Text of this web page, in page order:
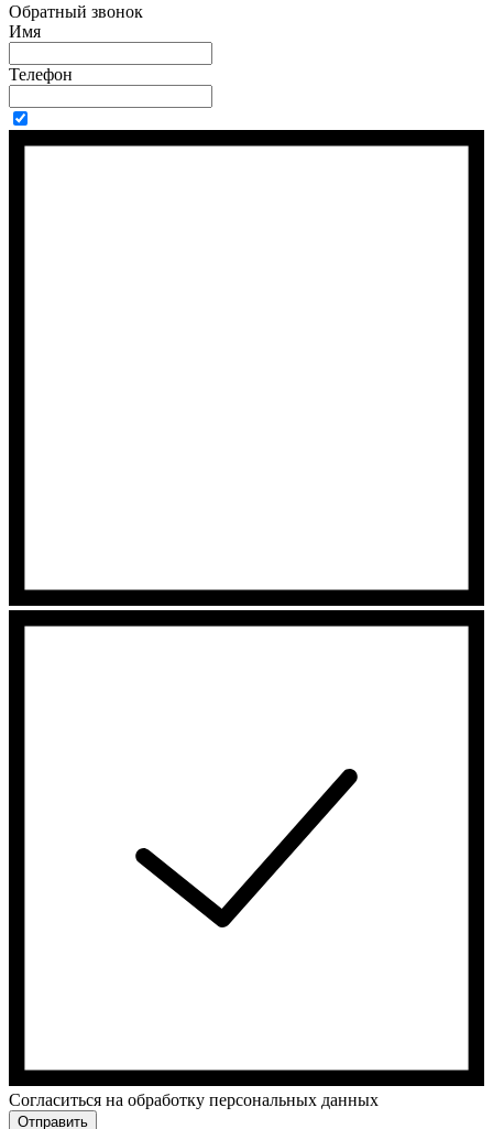
Обратный звонок
Имя
Телефон
Cогласиться на обработку персональных данных
Отправить